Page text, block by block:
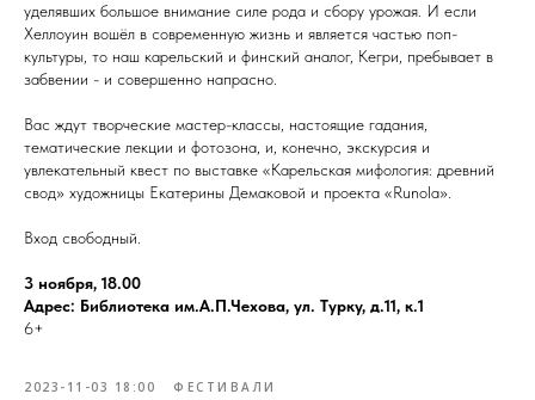
уделявших большое внимание силе рода и сбору урожая. И если
Хеллоуин вошёл в современную жизнь и является частью поп-
культуры, то наш карельский и финский аналог, Кегри, пребывает в
забвении - и совершенно напрасно.
Вас ждут творческие мастер-классы, настоящие гадания,
тематические лекции и фотозона, и, конечно, экскурсия и
увлекательный квест по выставке «Карельская мифология: древний
свод» художницы Екатерины Демаковой и проекта «Runola».
Вход свободный.
3 ноября, 18.00
Адрес: Библиотека им.А.П.Чехова, ул. Турку, д.11, к.1
6+
2023-11-03 18:00 ФЕСТИВАЛИ